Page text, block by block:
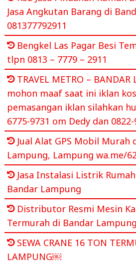
Jasa Angkutan Barang di
081377792911
Bengkel Las Pagar Besi
tlpn 0813 – 7779 – 2911
TRAVEL METRO – BANDAR
mohon maaf saat ini iklan
pemasangan iklan silahkan
6775-9731 om Dedy dan
Jual Alat GPS Mobil Murah
Lampung, Lampung wa.me/
Jasa Instalasi Listrik
Bandar Lampung
Distributor Resmi Mesin
Termurah di Bandar
SEWA CRANE 16 TON
LAMPUNG￼